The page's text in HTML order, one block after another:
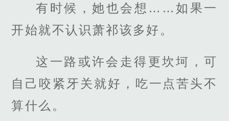
有时候，她也会想……如果一
开始就不认识萧祁该多好。
这一路或许会走得更坎坷，可
自己咬紧牙关就好，吃一点苦头不
算什么。